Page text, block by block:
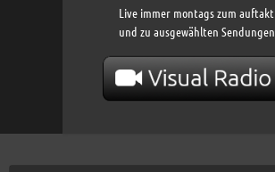
Live immer montags zum auftakt
und zu ausgewählten Sendungen